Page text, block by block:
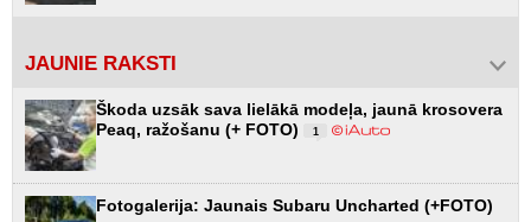
JAUNIE RAKSTI
Škoda uzsāk sava lielākā modeļa, jaunā krosovera
Peaq, ražošanu (+ FOTO)
1
Fotogalerija: Jaunais Subaru Uncharted (+FOTO)